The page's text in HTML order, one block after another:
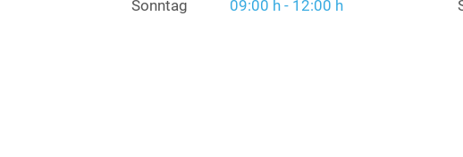
Sonntag 09:00 h - 12:00 h